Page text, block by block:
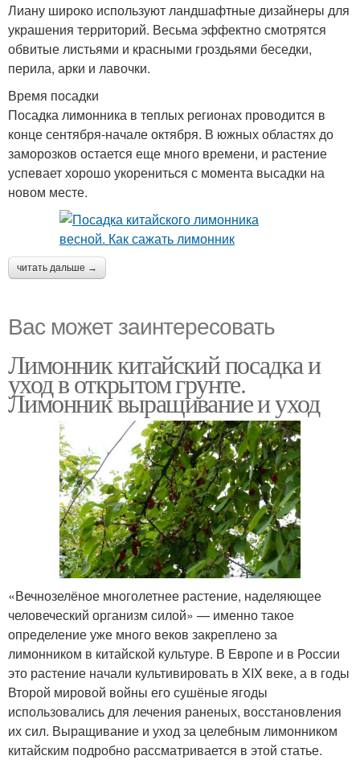
Лиану широко используют ландшафтные дизайнеры для
украшения территорий. Весьма эффектно смотрятся
обвитые листьями и красными гроздьями беседки,
перила, арки и лавочки.
Время посадки
Посадка лимонника в теплых регионах проводится в
конце сентября-начале октября. В южных областях до
заморозков остается еще много времени, и растение
успевает хорошо укорениться с момента высадки на
новом месте.
читать дальше →
Вас может заинтересовать
Лимонник китайский посадка и
уход в открытом грунте.
Лимонник выращивание и уход
«Вечнозелёное многолетнее растение, наделяющее
человеческий организм силой» — именно такое
определение уже много веков закреплено за
лимонником в китайской культуре. В Европе и в России
это растение начали культивировать в XIX веке, а в годы
Второй мировой войны его сушёные ягоды
использовались для лечения раненых, восстановления
их сил. Выращивание и уход за целебным лимонником
китайским подробно рассматривается в этой статье.